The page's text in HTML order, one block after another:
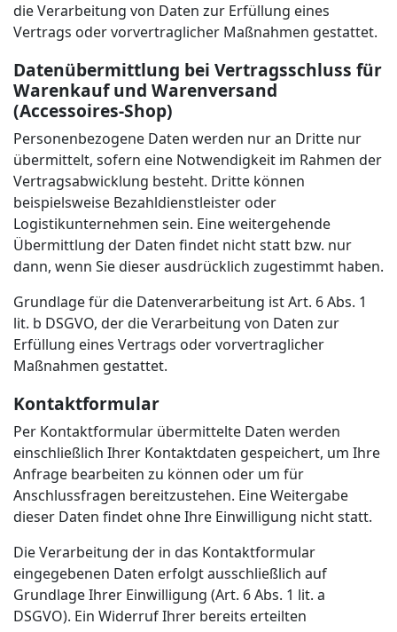
die Verarbeitung von Daten zur Erfüllung eines
Vertrags oder vorvertraglicher Maßnahmen gestattet.
Datenübermittlung bei Vertragsschluss für
Warenkauf und Warenversand
(Accessoires-Shop)
Personenbezogene Daten werden nur an Dritte nur
übermittelt, sofern eine Notwendigkeit im Rahmen der
Vertragsabwicklung besteht. Dritte können
beispielsweise Bezahldienstleister oder
Logistikunternehmen sein. Eine weitergehende
Übermittlung der Daten findet nicht statt bzw. nur
dann, wenn Sie dieser ausdrücklich zugestimmt haben.
Grundlage für die Datenverarbeitung ist Art. 6 Abs. 1
lit. b DSGVO, der die Verarbeitung von Daten zur
Erfüllung eines Vertrags oder vorvertraglicher
Maßnahmen gestattet.
Kontaktformular
Per Kontaktformular übermittelte Daten werden
einschließlich Ihrer Kontaktdaten gespeichert, um Ihre
Anfrage bearbeiten zu können oder um für
Anschlussfragen bereitzustehen. Eine Weitergabe
dieser Daten findet ohne Ihre Einwilligung nicht statt.
Die Verarbeitung der in das Kontaktformular
eingegebenen Daten erfolgt ausschließlich auf
Grundlage Ihrer Einwilligung (Art. 6 Abs. 1 lit. a
DSGVO). Ein Widerruf Ihrer bereits erteilten